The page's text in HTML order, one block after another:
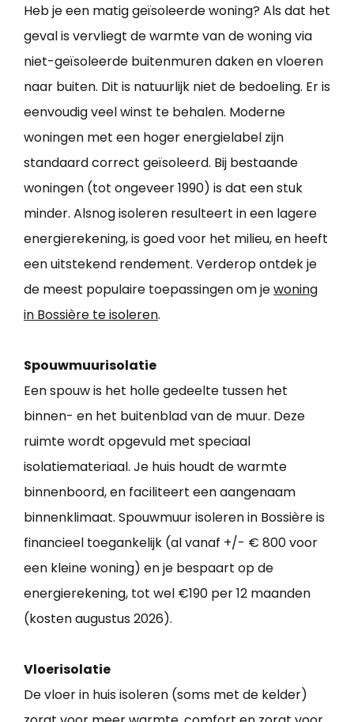
Heb je een matig geïsoleerde woning? Als dat het
geval is vervliegt de warmte van de woning via
niet-geïsoleerde buitenmuren daken en vloeren
naar buiten. Dit is natuurlijk niet de bedoeling. Er is
eenvoudig veel winst te behalen. Moderne
woningen met een hoger energielabel zijn
standaard correct geïsoleerd. Bij bestaande
woningen (tot ongeveer 1990) is dat een stuk
minder. Alsnog isoleren resulteert in een lagere
energierekening, is goed voor het milieu, en heeft
een uitstekend rendement. Verderop ontdek je
de meest populaire toepassingen om jewoning
in Bossière te isoleren.
Spouwmuurisolatie
Een spouw is het holle gedeelte tussen het
binnen- en het buitenblad van de muur. Deze
ruimte wordt opgevuld met speciaal
isolatiemateriaal. Je huis houdt de warmte
binnenboord, en faciliteert een aangenaam
binnenklimaat. Spouwmuur isoleren in Bossière is
financieel toegankelijk (al vanaf +/- € 800 voor
een kleine woning) en je bespaart op de
energierekening, tot wel €190 per 12 maanden
(kosten augustus 2026).
Vloerisolatie
De vloer in huis isoleren (soms met de kelder)